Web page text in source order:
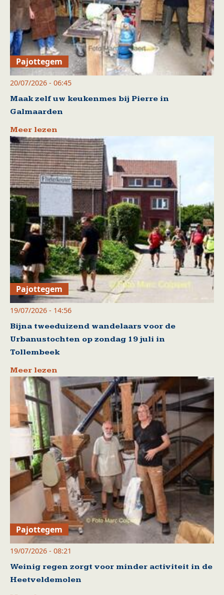
Pajottegem
20/07/2026 - 06:45
Maak zelf uw keukenmes bij Pierre in
Galmaarden
Meer lezen
Pajottegem
19/07/2026 - 14:56
Bijna tweeduizend wandelaars voor de
Urbanustochten op zondag 19 juli in
Tollembeek
Meer lezen
Pajottegem
19/07/2026 - 08:21
Weinig regen zorgt voor minder activiteit in de
Heetveldemolen